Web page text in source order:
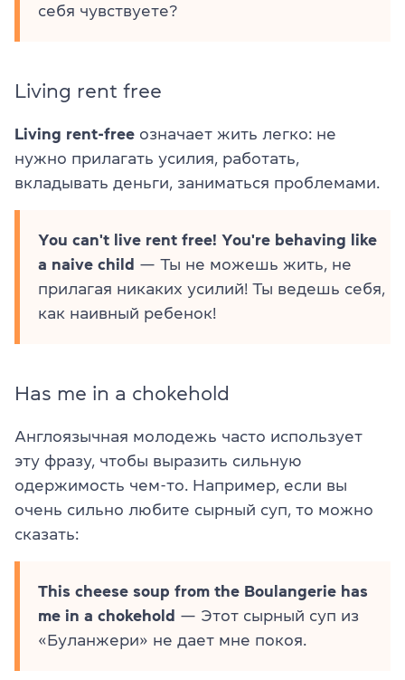
себя чувствуете?
Living rent free
Living rent-free означает жить легко: не
нужно прилагать усилия, работать,
вкладывать деньги, заниматься проблемами.
You can't live rent free! You're behaving like
a naive child — Ты не можешь жить, не
прилагая никаких усилий! Ты ведешь себя,
как наивный ребенок!
Has me in a chokehold
Англоязычная молодежь часто использует
эту фразу, чтобы выразить сильную
одержимость чем-то. Например, если вы
очень сильно любите сырный суп, то можно
сказать:
This cheese soup from the Boulangerie has
me in a chokehold — Этот сырный суп из
«Буланжери» не дает мне покоя.